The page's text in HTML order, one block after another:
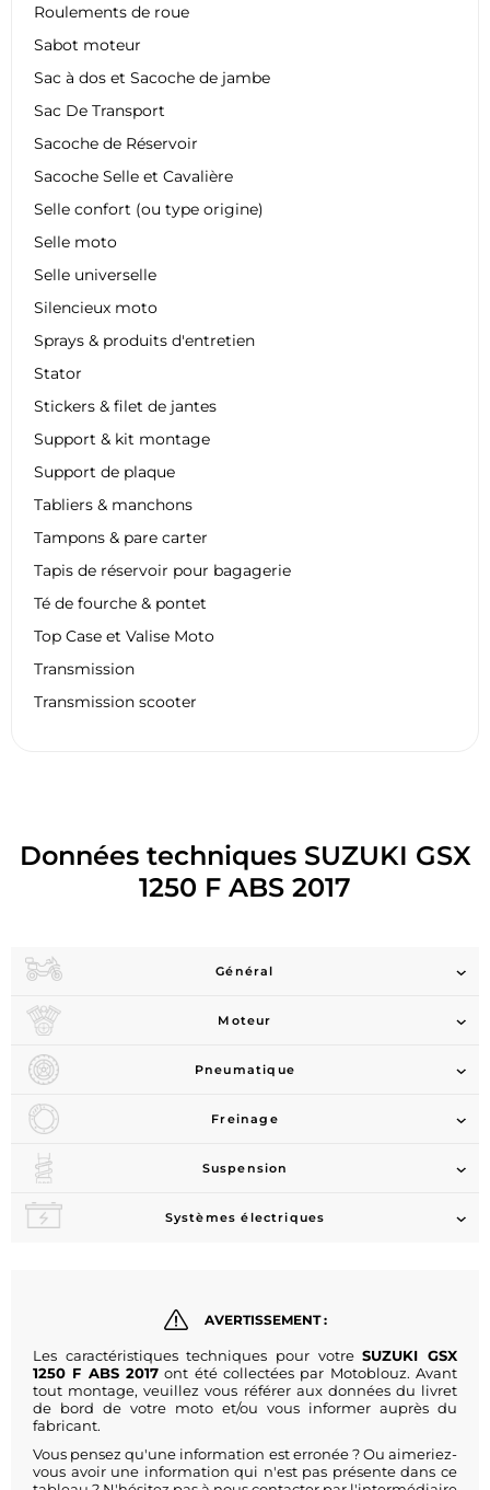
Roulements de roue
Sabot moteur
Sac à dos et Sacoche de jambe
Sac De Transport
Sacoche de Réservoir
Sacoche Selle et Cavalière
Selle confort (ou type origine)
Selle moto
Selle universelle
Silencieux moto
Sprays & produits d'entretien
Stator
Stickers & filet de jantes
Support & kit montage
Support de plaque
Tabliers & manchons
Tampons & pare carter
Tapis de réservoir pour bagagerie
Té de fourche & pontet
Top Case et Valise Moto
Transmission
Transmission scooter
Données techniques SUZUKI GSX
1250 F ABS 2017
Général
Moteur
Pneumatique
Freinage
Suspension
Systèmes électriques
AVERTISSEMENT :
Les caractéristiques techniques pour votreSUZUKI GSX
1250 F ABS 2017 ont été collectées par Motoblouz. Avant
tout montage, veuillez vous référer aux données du livret
de bord de votre moto et/ou vous informer auprès du
fabricant.
Vous pensez qu'une information est erronée ? Ou aimeriez-
vous avoir une information qui n'est pas présente dans ce